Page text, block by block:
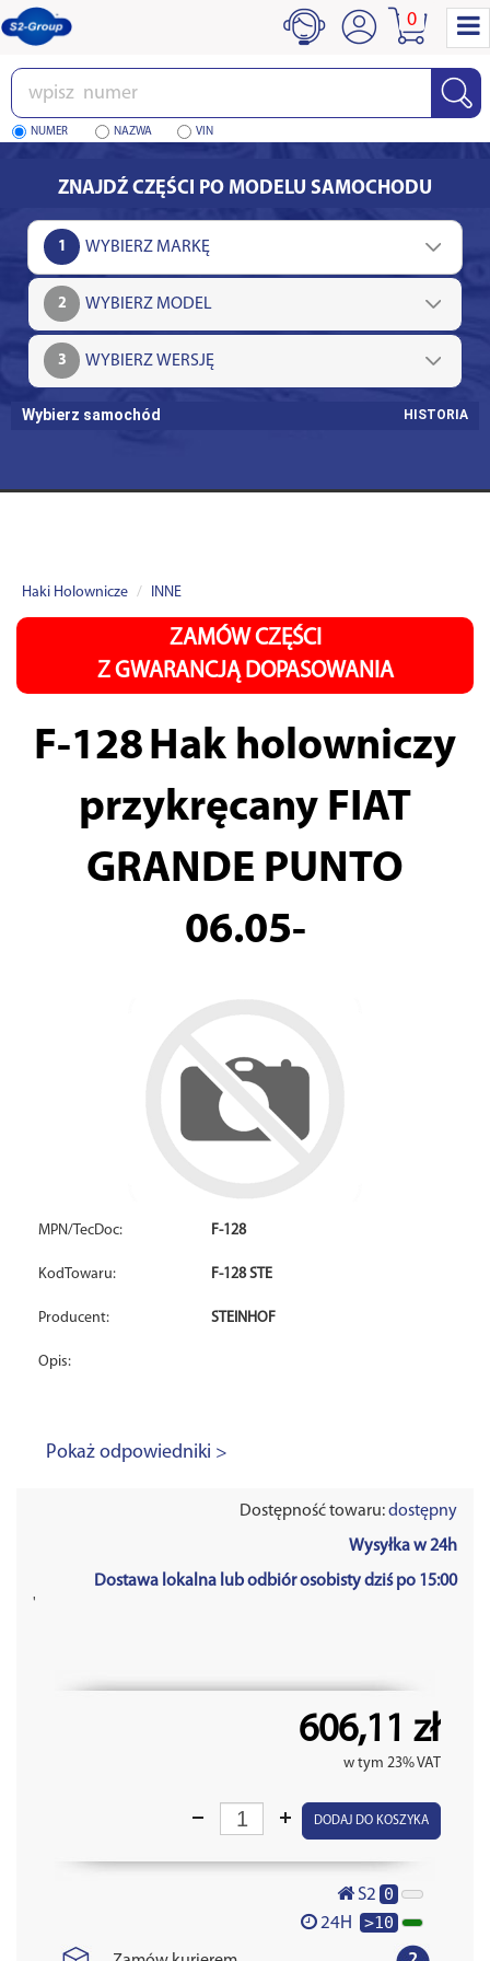
Wpisz
numer
NUMER NAZWA VIN
0
ZNAJDŹ CZĘŚCI PO MODELU SAMOCHODU
1
2
3
Wybierz samochód HISTORIA
Haki Holownicze INNE
ZAMÓW CZĘŚCI
Z GWARANCJĄ DOPASOWANIA
F-128 Hak holowniczy
przykręcany FIAT
GRANDE PUNTO
06.05-
MPN/TecDoc: F-128
KodTowaru: F-128 STE
Producent: STEINHOF
Opis:
Pokaż odpowiedniki >
Dostępność towaru:dostępny
Wysyłka w 24h
Dostawa lokalna lub odbiór osobisty dziś po 15:00
'
606,11 zł
w tym 23% VAT
DODAJ DO KOSZYKA
S2 0
24H >10